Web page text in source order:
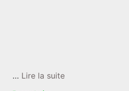
… Lire la suite